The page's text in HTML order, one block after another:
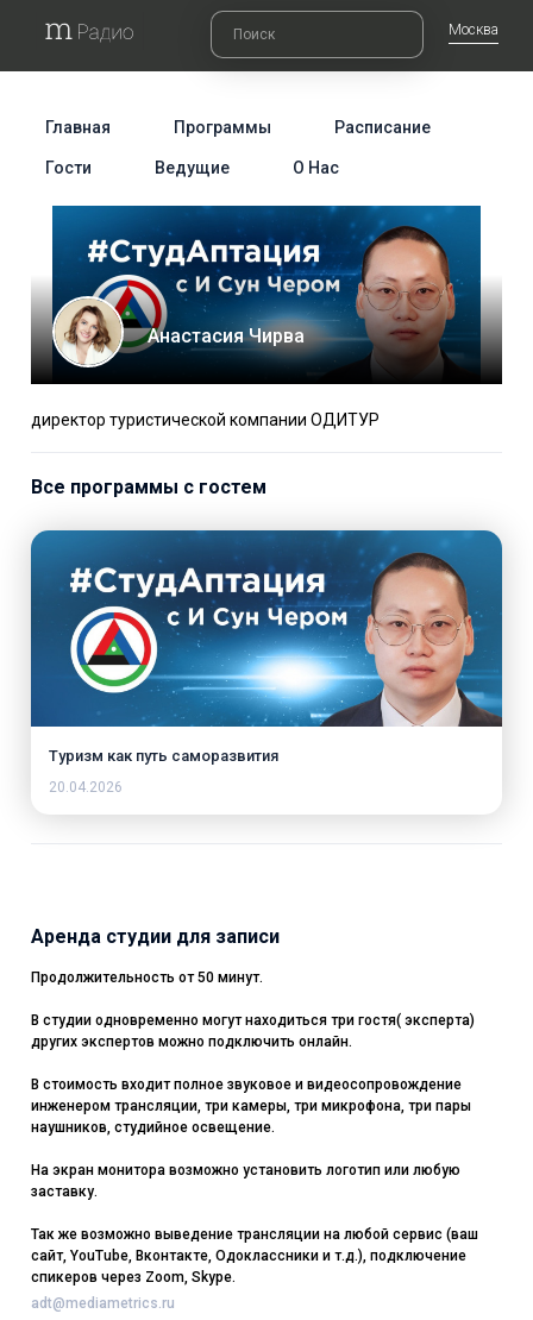
Москва
Главная Программы Расписание
Гости Ведущие О Нас
Анастасия Чирва
директор туристической компании ОДИТУР
Все программы с гостем
Туризм как путь саморазвития
20.04.2026
Аренда студии для записи
Продолжительность от 50 минут.
В студии одновременно могут находиться три гостя( эксперта)
других экспертов можно подключить онлайн.
В стоимость входит полное звуковое и видеосопровождение
инженером трансляции, три камеры, три микрофона, три пары
наушников, студийное освещение.
На экран монитора возможно установить логотип или любую
заставку.
Так же возможно выведение трансляции на любой сервис (ваш
сайт, YouTube, Вконтакте, Одоклассники и т.д.), подключение
спикеров через Zoom, Skype.
adt@mediametrics.ru